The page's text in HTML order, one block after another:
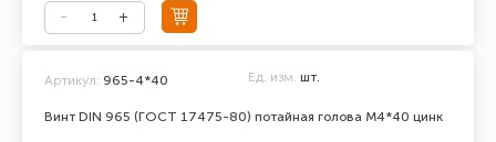
Винт DIN 965 (ГОСТ 17475-80) потайная голова М4*40 цинк
Артикул: 965-4*40 Ед. изм. шт.